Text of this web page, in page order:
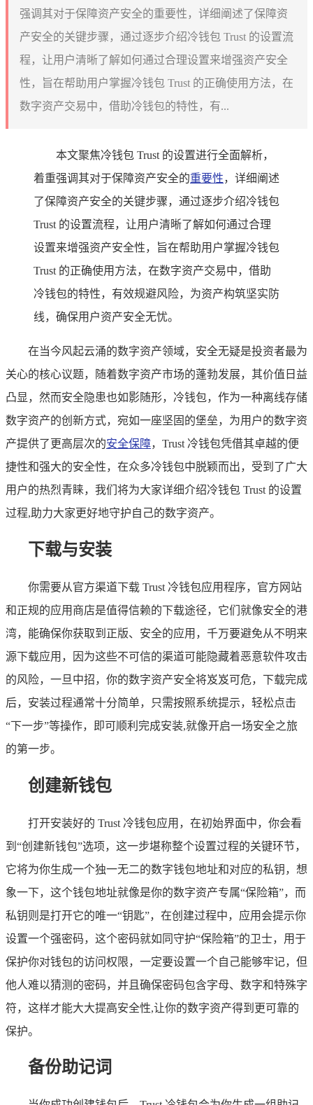
强调其对于保障资产安全的重要性，详细阐述了保障资
产安全的关键步骤，通过逐步介绍冷钱包 Trust 的设置流
程，让用户清晰了解如何通过合理设置来增强资产安全
性，旨在帮助用户掌握冷钱包 Trust 的正确使用方法，在
数字资产交易中，借助冷钱包的特性，有...
本文聚焦冷钱包 Trust 的设置进行全面解析，
着重强调其对于保障资产安全的重要性，详细阐述
了保障资产安全的关键步骤，通过逐步介绍冷钱包
Trust 的设置流程，让用户清晰了解如何通过合理
设置来增强资产安全性，旨在帮助用户掌握冷钱包
Trust 的正确使用方法，在数字资产交易中，借助
冷钱包的特性，有效规避风险，为资产构筑坚实防
线，确保用户资产安全无忧。
在当今风起云涌的数字资产领域，安全无疑是投资者最为
关心的核心议题，随着数字资产市场的蓬勃发展，其价值日益
凸显，然而安全隐患也如影随形，冷钱包，作为一种离线存储
数字资产的创新方式，宛如一座坚固的堡垒，为用户的数字资
产提供了更高层次的安全保障，Trust 冷钱包凭借其卓越的便
捷性和强大的安全性，在众多冷钱包中脱颖而出，受到了广大
用户的热烈青睐，我们将为大家详细介绍冷钱包 Trust 的设置
过程,助力大家更好地守护自己的数字资产。
下载与安装
你需要从官方渠道下载 Trust 冷钱包应用程序，官方网站
和正规的应用商店是值得信赖的下载途径，它们就像安全的港
湾，能确保你获取到正版、安全的应用，千万要避免从不明来
源下载应用，因为这些不可信的渠道可能隐藏着恶意软件攻击
的风险，一旦中招，你的数字资产安全将岌岌可危，下载完成
后，安装过程通常十分简单，只需按照系统提示，轻松点击
“下一步”等操作，即可顺利完成安装,就像开启一场安全之旅
的第一步。
创建新钱包
打开安装好的 Trust 冷钱包应用，在初始界面中，你会看
到“创建新钱包”选项，这一步堪称整个设置过程的关键环节，
它将为你生成一个独一无二的数字钱包地址和对应的私钥，想
象一下，这个钱包地址就像是你的数字资产专属“保险箱”，而
私钥则是打开它的唯一“钥匙”，在创建过程中，应用会提示你
设置一个强密码，这个密码就如同守护“保险箱”的卫士，用于
保护你对钱包的访问权限，一定要设置一个自己能够牢记，但
他人难以猜测的密码，并且确保密码包含字母、数字和特殊字
符，这样才能大大提高安全性,让你的数字资产得到更可靠的
保护。
备份助记词